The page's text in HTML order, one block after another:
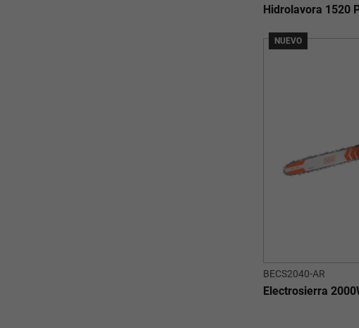
Hidrolavora 1520
NUEVO
BECS2040-AR
Electrosierra